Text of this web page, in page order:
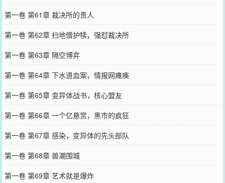
第一卷 第61章 裁决所的贵人
第一卷 第62章 扫地僧护犊，强怼裁决所
第一卷 第63章 隔空博弈
第一卷 第64章 下水道血案，情报网瘫痪
第一卷 第65章 变异体战书，核心盟友
第一卷 第66章 一个亿悬赏，黑市的疯狂
第一卷 第67章 感染，变异体的先头部队
第一卷 第68章 兽潮围城
第一卷 第69章 艺术就是爆炸